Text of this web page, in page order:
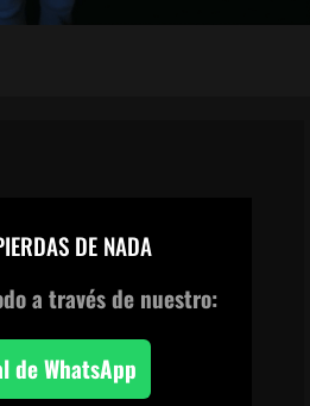
DE NADA
a través de nuestro:
de WhatsApp